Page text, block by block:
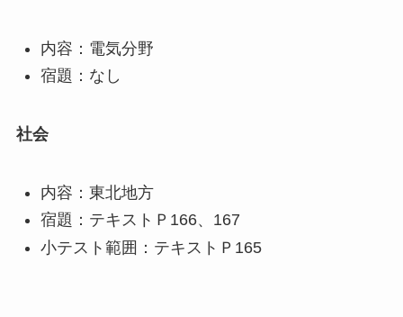
内容：電気分野
宿題：なし
社会
内容：東北地方
宿題：テキストＰ166、167
小テスト範囲：テキストＰ165